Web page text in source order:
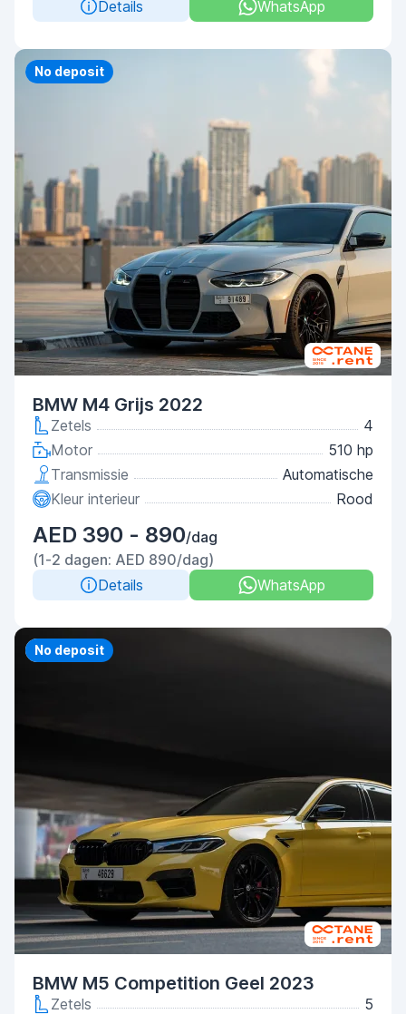
Details
WhatsApp
Priority
No deposit
BMW M4 Grijs 2022
Zetels
4
Motor
510 hp
Transmissie
Automatische
Kleur interieur
Rood
AED 390 - 890/dag
(1-2 dagen: AED 890/dag)
Details
WhatsApp
Priority
No deposit
BMW M5 Competition Geel 2023
Zetels
5